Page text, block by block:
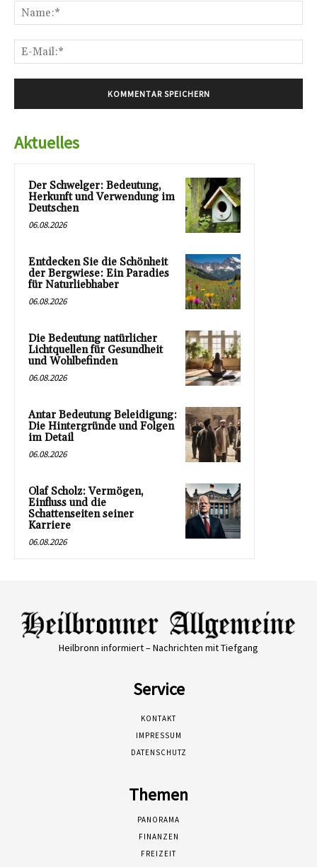
Aktuelles
Der Schwelger: Bedeutung,
Herkunft und Verwendung im
Deutschen
06.08.2026
Entdecken Sie die Schönheit
der Bergwiese: Ein Paradies
für Naturliebhaber
06.08.2026
Die Bedeutung natürlicher
Lichtquellen für Gesundheit
und Wohlbefinden
06.08.2026
Antar Bedeutung Beleidigung:
Die Hintergründe und Folgen
im Detail
06.08.2026
Olaf Scholz: Vermögen,
Einfluss und die
Schattenseiten seiner
Karriere
06.08.2026
Heilbronn informiert – Nachrichten mit Tiefgang
Service
KONTAKT
IMPRESSUM
DATENSCHUTZ
Themen
PANORAMA
FINANZEN
FREIZEIT